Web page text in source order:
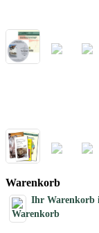
Warenkorb
Ihr Warenkorb